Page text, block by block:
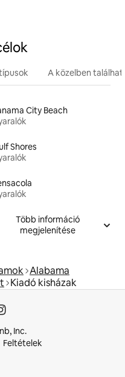
A közelben
City Beach
Shores
Több információ
megjelenítése
Alabama
Kiadó kisházak
Inc.
Feltételek